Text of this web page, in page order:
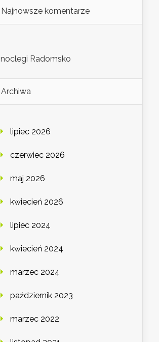
Najnowsze komentarze
noclegi Radomsko
Archiwa
lipiec 2026
czerwiec 2026
maj 2026
kwiecień 2026
lipiec 2024
kwiecień 2024
marzec 2024
październik 2023
marzec 2022